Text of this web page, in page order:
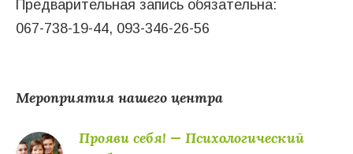
Предварительная запись обязательна:
067-738-19-44, 093-346-26-56
Мероприятия нашего центра
Прояви себя! — Психологический